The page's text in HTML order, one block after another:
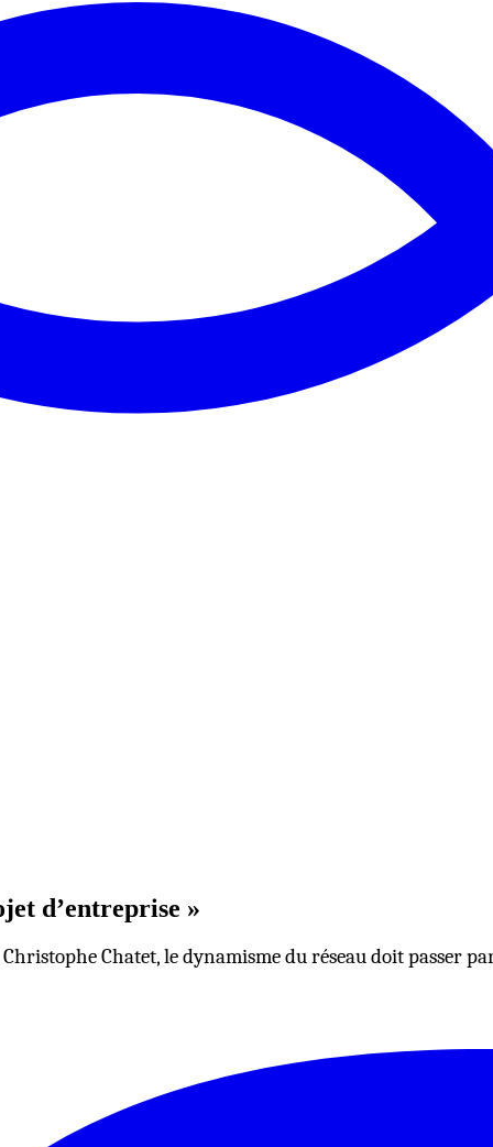
d’entreprise »
Chatet, le dynamisme du réseau doit passer